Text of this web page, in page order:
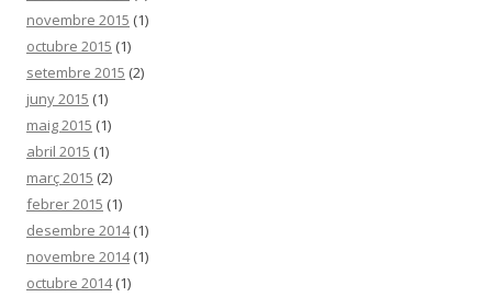
novembre 2015 (1)
octubre 2015 (1)
setembre 2015 (2)
juny 2015 (1)
maig 2015 (1)
abril 2015 (1)
març 2015 (2)
febrer 2015 (1)
desembre 2014(1)
novembre 2014(1)
octubre 2014(1)